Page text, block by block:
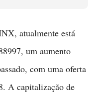
atualmente está
um aumento
com uma oferta
A capitalização de